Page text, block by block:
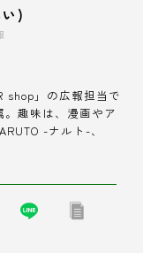
)
shop」の広報担当で
趣味は、漫画やア
-ナルト-、